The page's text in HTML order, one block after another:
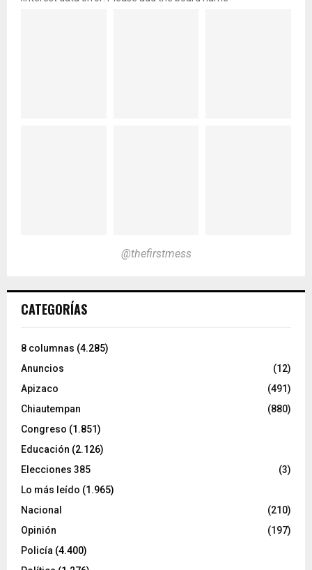
@thefirstmess
CATEGORÍAS
8 columnas (4.285)
Anuncios
(12)
Apizaco
(491)
Chiautempan
(880)
Congreso (1.851)
Educación (2.126)
Elecciones 385
(3)
Lo más leído (1.965)
Nacional
(210)
Opinión
(197)
Policía (4.400)